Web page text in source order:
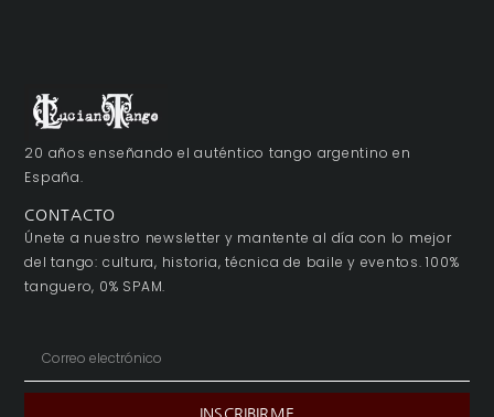
20 años enseñando el auténtico tango argentino en
España.
CONTACTO
Únete a nuestro newsletter y mantente al día con lo mejor
del tango: cultura, historia, técnica de baile y eventos. 100%
tanguero, 0% SPAM.
INSCRIBIRME